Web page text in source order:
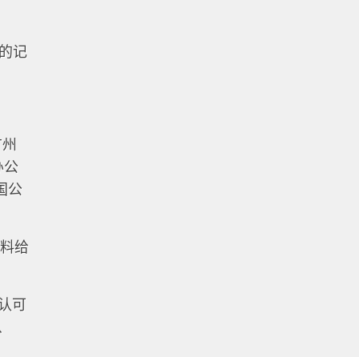
记
公
公
给
可